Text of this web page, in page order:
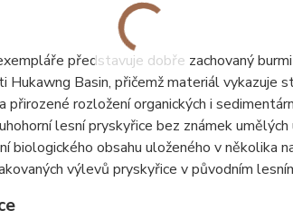
představuje dobře zachovaný
Hukawng Basin, přičemž materiál
přirozené rozložení organických i
lesní pryskyřice bez známek
biologického obsahu uloženého v několika
výlevů pryskyřice v původním